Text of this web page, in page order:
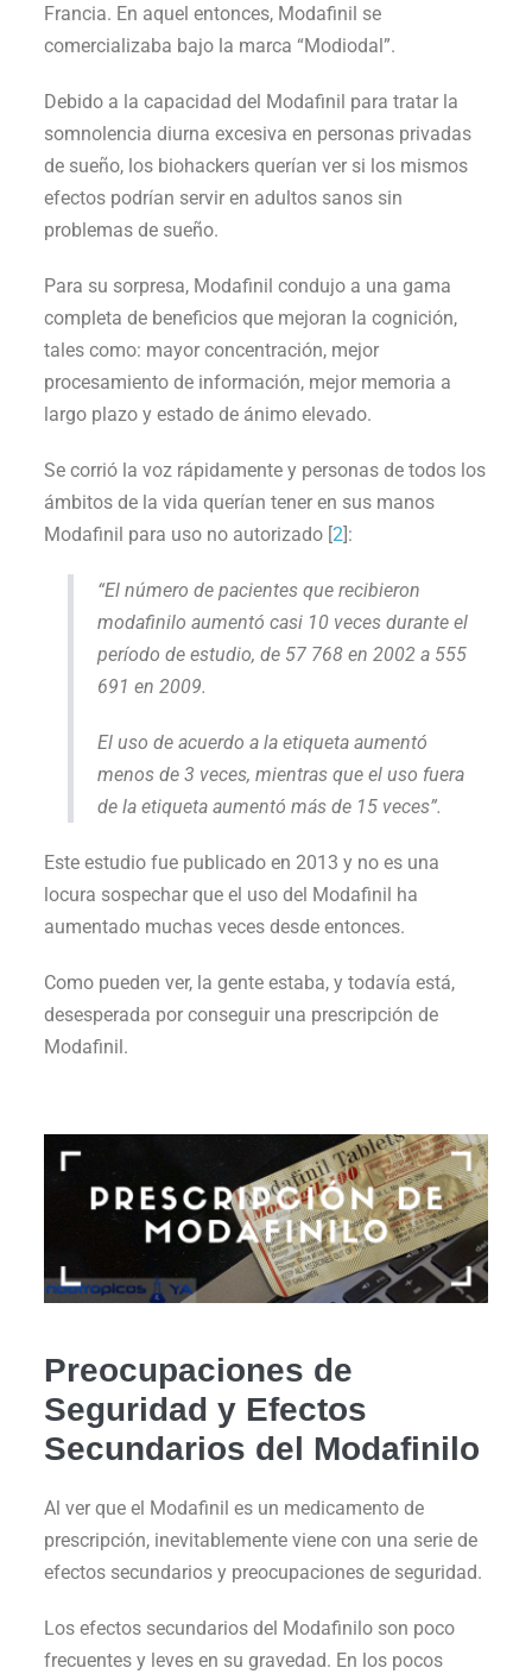
Francia. En aquel entonces, Modafinil se
comercializaba bajo la marca “Modiodal”.
Debido a la capacidad del Modafinil para tratar la
somnolencia diurna excesiva en personas privadas
de sueño, los biohackers querían ver si los mismos
efectos podrían servir en adultos sanos sin
problemas de sueño.
Para su sorpresa, Modafinil condujo a una gama
completa de beneficios que mejoran la cognición,
tales como: mayor concentración, mejor
procesamiento de información, mejor memoria a
largo plazo y estado de ánimo elevado.
Se corrió la voz rápidamente y personas de todos los
ámbitos de la vida querían tener en sus manos
Modafinil para uso no autorizado [2]:
“El número de pacientes que recibieron
modafinilo aumentó casi 10 veces durante el
período de estudio, de 57 768 en 2002 a 555
691 en 2009.
El uso de acuerdo a la etiqueta aumentó
menos de 3 veces, mientras que el uso fuera
de la etiqueta aumentó más de 15 veces”.
Este estudio fue publicado en 2013 y no es una
locura sospechar que el uso del Modafinil ha
aumentado muchas veces desde entonces.
Como pueden ver, la gente estaba, y todavía está,
desesperada por conseguir una prescripción de
Modafinil.
Preocupaciones de
Seguridad y Efectos
Secundarios del Modafinilo
Al ver que el Modafinil es un medicamento de
prescripción, inevitablemente viene con una serie de
efectos secundarios y preocupaciones de seguridad.
Los efectos secundarios del Modafinilo son poco
frecuentes y leves en su gravedad. En los pocos